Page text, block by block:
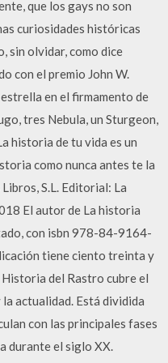
que los gays no son
curiosidades históricas
sin olvidar, como dice
con el premio John W.
en el firmamento de
tres Nebula, un Sturgeon,
historia de tu vida es un
como nunca antes te la
S.L. Editorial: La
El autor de La historia
con isbn 978-84-9164-
tiene ciento treinta y
del Rastro cubre el
actualidad. Está dividida
con las principales fases
durante el siglo XX.